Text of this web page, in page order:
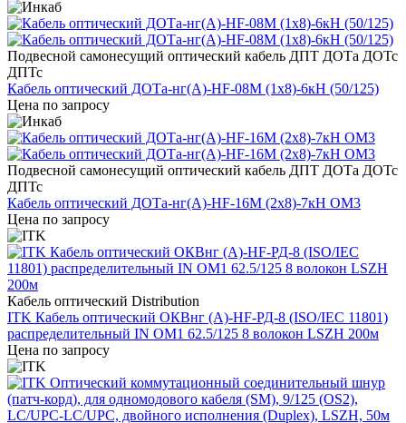
Подвесной самонесущий оптический кабель ДПТ ДОТа ДОТс
ДПТс
Кабель оптический ДОТа-нг(А)-HF-08М (1х8)-6кН (50/125)
Цена по запросу
Подвесной самонесущий оптический кабель ДПТ ДОТа ДОТс
ДПТс
Кабель оптический ДОТа-нг(А)-HF-16М (2х8)-7кН ОМ3
Цена по запросу
Кабель оптический Distribution
ITK Кабель оптический ОКВнг (А)-HF-РД-8 (ISO/IEC 11801)
распределительный IN OM1 62.5/125 8 волокон LSZH 200м
Цена по запросу